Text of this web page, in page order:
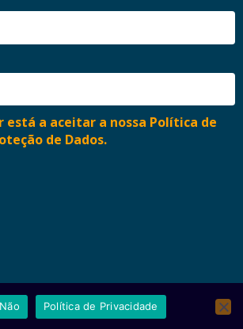
está a aceitar a nossa Política de
de Dados.
e Proteção de Dados
Não Política de Privacidade